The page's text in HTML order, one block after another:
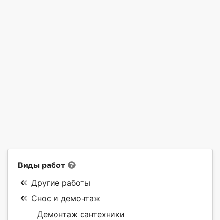
Виды работ
Другие работы
Снос и демонтаж
Демонтаж сантехники